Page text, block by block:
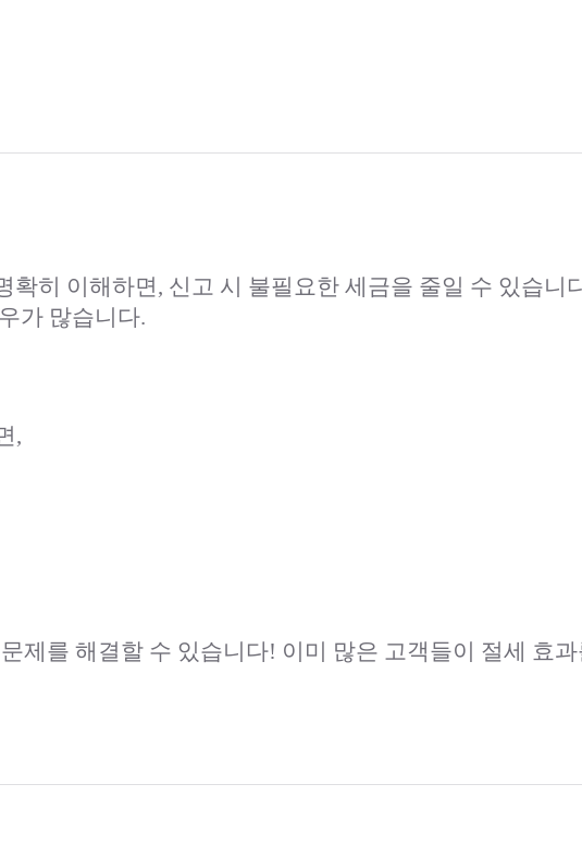
확히 이해하면, 신고 시 불필요한 세금을 줄일 수 있습니
가 많습니다.
,
제를 해결할 수 있습니다! 이미 많은 고객들이 절세 효